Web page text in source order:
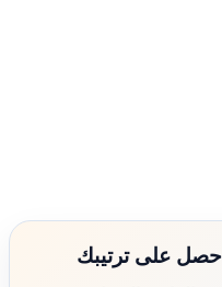
على ترتيبك